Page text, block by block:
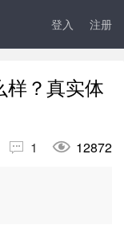
登入 注册
样？真实体
 1  12872